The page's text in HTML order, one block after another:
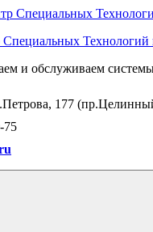
Технологий
и обслуживаем
177
75